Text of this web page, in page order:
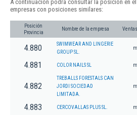
A continuación podrá consultar la posición en
empresas con posiciones similares:
Posición
Provincia
Nombre de la empresa
4.880
SWIMWEAR AND LINGERIE
GROUP SL.
4.881 COLOR NAILS SL
4.882
TREBALLS FORESTALS CAN
JORDI SOCIEDAD
LIMITADA.
4.883 CERCOVALLAS PLUS SL.